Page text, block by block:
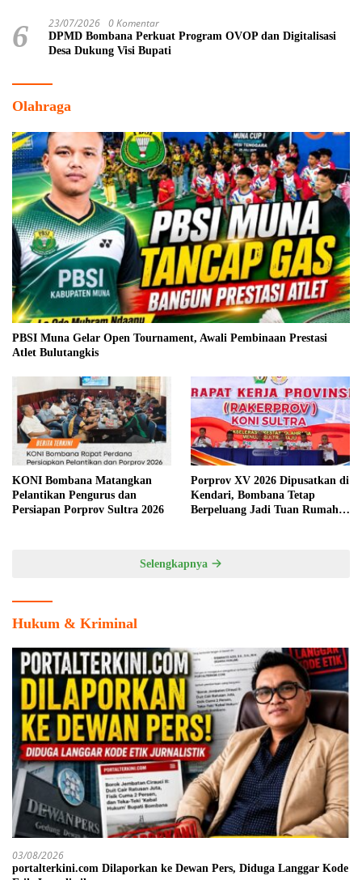
6 23/07/2026 0 Komentar
DPMD Bombana Perkuat Program OVOP dan Digitalisasi
Desa Dukung Visi Bupati
Olahraga
PBSI Muna Gelar Open Tournament, Awali Pembinaan Prestasi
Atlet Bulutangkis
KONI Bombana Matangkan
Pelantikan Pengurus dan
Persiapan Porprov Sultra 2026
Porprov XV 2026 Dipusatkan di
Kendari, Bombana Tetap
Berpeluang Jadi Tuan Rumah
Selengkapnya
Hukum & Kriminal
03/08/2026
portalterkini.com Dilaporkan ke Dewan Pers, Diduga Langgar Kode